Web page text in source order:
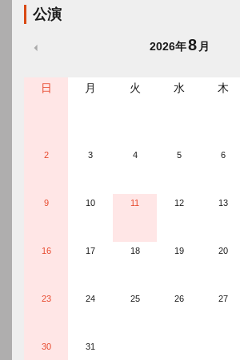
公演
2026年8 月
日 月 火 水 木
2 3 4 5 6
9 10 11 12 13
16 17 18 19 20
23 24 25 26 27
30 31